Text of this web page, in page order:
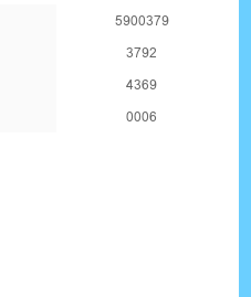
5900379
3792
4369
0006